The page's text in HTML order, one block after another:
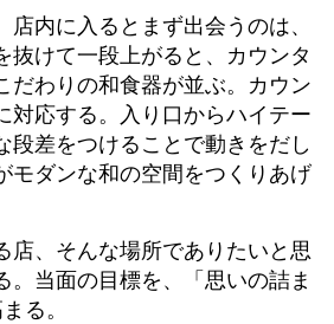
内に入るとまず出会うのは、
けて一段上がると、カウンタ
だわりの和食器が並ぶ。カウン
対応する。入り口からハイテー
差をつけることで動きをだし
モダンな和の空間をつくりあげ
店、そんな場所でありたいと思
当面の目標を、「思いの詰ま
る。